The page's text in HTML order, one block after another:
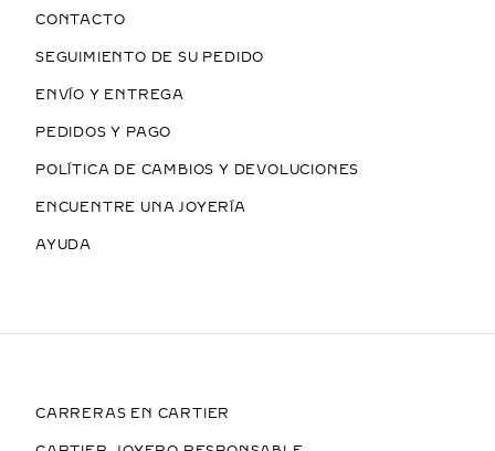
CONTACTO
SEGUIMIENTO DE SU PEDIDO
ENVÍO Y ENTREGA
PEDIDOS Y PAGO
POLÍTICA DE CAMBIOS Y DEVOLUCIONES
ENCUENTRE UNA JOYERÍA
AYUDA
CARRERAS EN CARTIER